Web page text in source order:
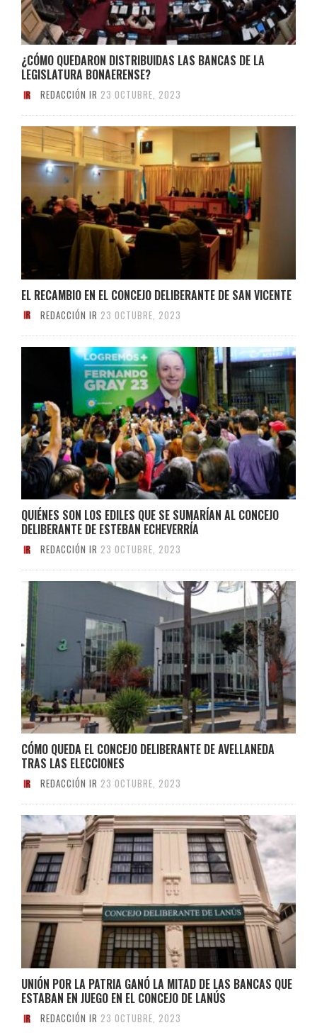
¿CÓMO QUEDARON DISTRIBUIDAS LAS BANCAS DE LA
LEGISLATURA BONAERENSE?
REDACCIÓN IR 23 OCTUBRE, 2023
EL RECAMBIO EN EL CONCEJO DELIBERANTE DE SAN VICENTE
REDACCIÓN IR 23 OCTUBRE, 2023
QUIÉNES SON LOS EDILES QUE SE SUMARÍAN AL CONCEJO
DELIBERANTE DE ESTEBAN ECHEVERRÍA
REDACCIÓN IR 23 OCTUBRE, 2023
CÓMO QUEDA EL CONCEJO DELIBERANTE DE AVELLANEDA
TRAS LAS ELECCIONES
REDACCIÓN IR 23 OCTUBRE, 2023
UNIÓN POR LA PATRIA GANÓ LA MITAD DE LAS BANCAS QUE
ESTABAN EN JUEGO EN EL CONCEJO DE LANÚS
REDACCIÓN IR 23 OCTUBRE, 2023